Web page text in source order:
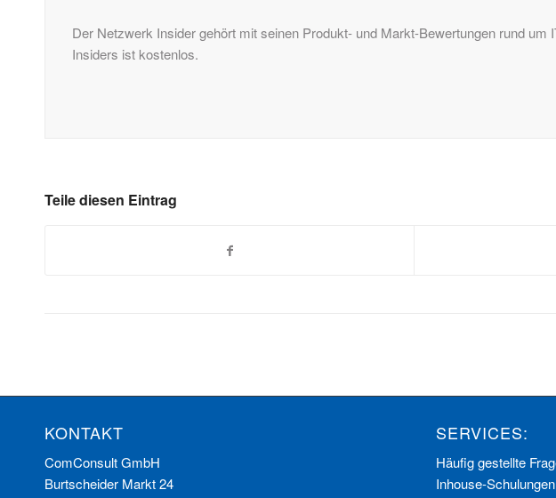
Der Netzwerk Insider gehört mit seinen Produkt- und Markt-Bewertungen rund
Insiders ist kostenlos.
Teile diesen Eintrag
KONTAKT
ComConsult GmbH
Burtscheider Markt 24
SERVICES:
Häufig gestellte
Inhouse-Schulungen